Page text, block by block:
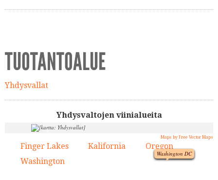
TUOTANTOALUE
Yhdysvallat
Yhdysvaltojen viinialueita
Washington DC
1.
3.
4.
Maps by Free Vector Maps
Finger Lakes Kalifornia Oregon
Washington